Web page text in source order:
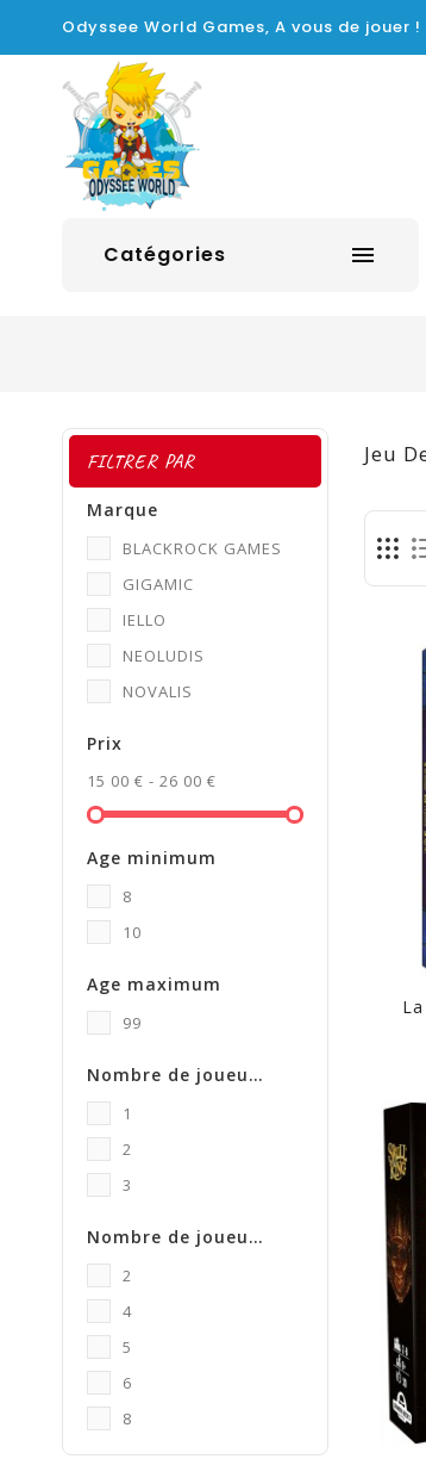
Odyssee World Games, A vous de jouer !
Catégories 
FILTRER PAR
Marque
BLACKROCK GAMES
GIGAMIC
IELLO
NEOLUDIS
NOVALIS
Prix
15 00 € - 26 00 €
Age minimum
8
10
Age maximum
99
Nombre de joueur minimum
1
2
3
Nombre de joueurs maximum
2
4
5
6
8
Jeu